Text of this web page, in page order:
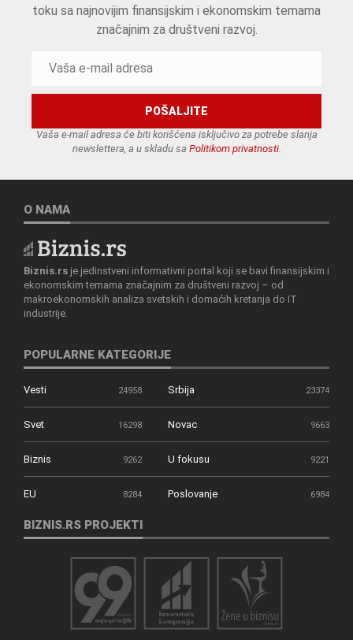
toku sa najnovijim finansijskim i ekonomskim temama
značajnim za društveni razvoj.
Vaša e-mail adresa će biti korišćena isključivo za potrebe slanja
newslettera, a u skladu sa Politikom privatnosti.
O NAMA
Biznis.rs je jedinstveni informativni portal koji se bavi finansijskim i
ekonomskim temama značajnim za društveni razvoj – od
makroekonomskih analiza svetskih i domaćih kretanja do IT
industrije.
POPULARNE KATEGORIJE
Vesti 24958 Srbija 23374
Svet 16298 Novac 9663
Biznis 9262 U fokusu 9221
EU 8284 Poslovanje 6984
BIZNIS.RS PROJEKTI